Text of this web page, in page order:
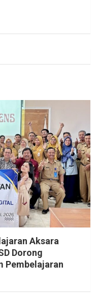
Aksara
Dorong
Pembelajaran